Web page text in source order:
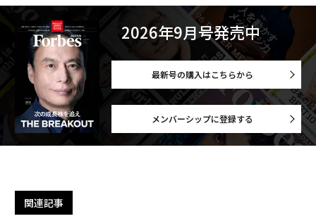
2026年9月号発売中
最新号の購入はこちらから
メンバーシップに登録する
関連記事